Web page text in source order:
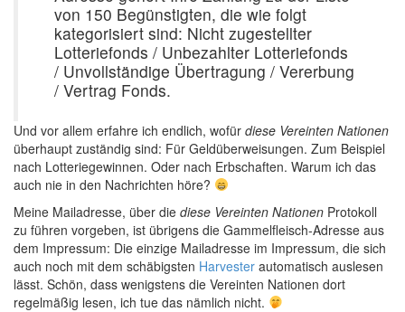
von 150 Begünstigten, die wie folgt
kategorisiert sind: Nicht zugestellter
Lotteriefonds / Unbezahlter Lotteriefonds
/ Unvollständige Übertragung / Vererbung
/ Vertrag Fonds.
Und vor allem erfahre ich endlich, wofür diese Vereinten Nationen
überhaupt zuständig sind: Für Geldüberweisungen. Zum Beispiel
nach Lotteriegewinnen. Oder nach Erbschaften. Warum ich das
auch nie in den Nachrichten höre?
Meine Mailadresse, über die diese Vereinten Nationen Protokoll
zu führen vorgeben, ist übrigens die Gammelfleisch-Adresse aus
dem Impressum: Die einzige Mailadresse im Impressum, die sich
auch noch mit dem schäbigsten Harvester automatisch auslesen
lässt. Schön, dass wenigstens die Vereinten Nationen dort
regelmäßig lesen, ich tue das nämlich nicht.